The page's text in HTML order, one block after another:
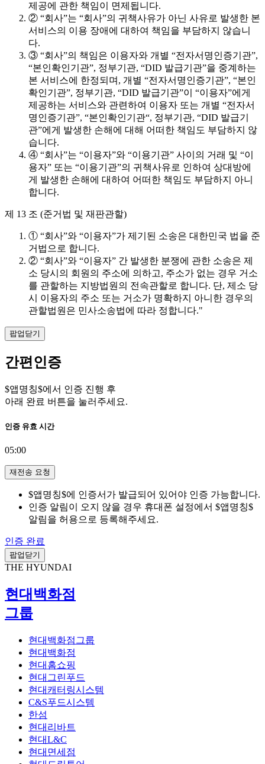
제공에 관한 책임이 면제됩니다.
② “회사”는 “회사”의 귀책사유가 아닌 사유로 발생한 본
서비스의 이용 장애에 대하여 책임을 부담하지 않습니
다.
③ “회사”의 책임은 이용자와 개별 “전자서명인증기관”,
“본인확인기관”, 정부기관, “DID 발급기관”을 중계하는
본 서비스에 한정되며, 개별 “전자서명인증기관”, “본인
확인기관”, 정부기관, “DID 발급기관”이 “이용자”에게
제공하는 서비스와 관련하여 이용자 또는 개별 “전자서
명인증기관”, “본인확인기관“, 정부기관, “DID 발급기
관”에게 발생한 손해에 대해 어떠한 책임도 부담하지 않
습니다.
④ “회사”는 “이용자”와 “이용기관” 사이의 거래 및 “이
용자” 또는 “이용기관”의 귀책사유로 인하여 상대방에
게 발생한 손해에 대하여 어떠한 책임도 부담하지 아니
합니다.
제 13 조 (준거법 및 재판관할)
① “회사”와 “이용자”가 제기된 소송은 대한민국 법을 준
거법으로 합니다.
② “회사”와 “이용자” 간 발생한 분쟁에 관한 소송은 제
소 당시의 회원의 주소에 의하고, 주소가 없는 경우 거소
를 관할하는 지방법원의 전속관할로 합니다. 단, 제소 당
시 이용자의 주소 또는 거소가 명확하지 아니한 경우의
관할법원은 민사소송법에 따라 정합니다."
팝업닫기
간편인증
$앱명칭$에서 인증 진행 후
아래 완료 버튼을 눌러주세요.
인증 유효 시간
05:00
재전송 요청
$앱명칭$에 인증서가 발급되어 있어야 인증 가능합니다.
인증 알림이 오지 않을 경우 휴대폰 설정에서 $앱명칭$
알림을 허용으로 등록해주세요.
인증 완료
팝업닫기
THE HYUNDAI
현대백화점
그룹
현대백화점그룹
현대백화점
현대홈쇼핑
현대그린푸드
현대캐터링시스템
C&S푸드시스템
한섬
현대리바트
현대L&C
현대면세점